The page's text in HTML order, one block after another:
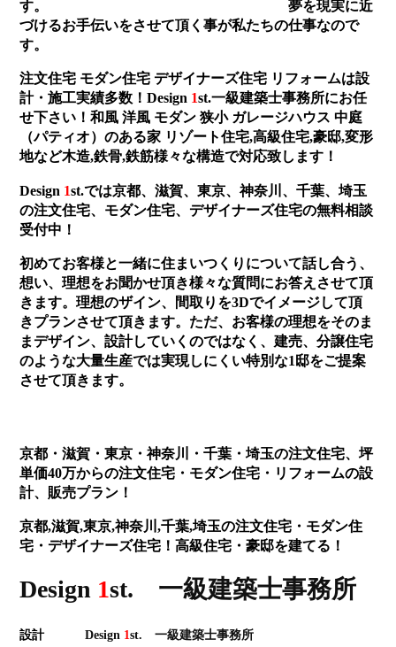
す。
夢を現実に近
づけるお手伝いをさせて頂く事が私たちの仕事なので
す。
注文住宅 モダン住宅 デザイナーズ住宅 リフォームは設
計・施工実績多数！Design 1st.一級建築士事務所にお任
せ下さい！和風 洋風 モダン 狭小 ガレージハウス 中庭
（パティオ）のある家 リゾート住宅,高級住宅,豪邸,変形
地など木造,鉄骨,鉄筋様々な構造で対応致します！
Design 1st.では京都、滋賀、東京、神奈川、千葉、埼玉
の注文住宅、モダン住宅、デザイナーズ住宅の無料相談
受付中！
初めてお客様と一緒に住まいつくりについて話し合う、
想い、理想をお聞かせ頂き様々な質問にお答えさせて頂
きます。理想のザイン、間取りを3Dでイメージして頂
きプランさせて頂きます。ただ、お客様の理想をそのま
まデザイン、設計していくのではなく、建売、分譲住宅
のような大量生産では実現しにくい特別な1邸をご提案
させて頂きます。
京都・滋賀・東京・神奈川・千葉・埼玉の注文住宅、坪
単価40万からの注文住宅・モダン住宅・リフォームの設
計、販売プラン！
京都,滋賀,東京,神奈川,千葉,埼玉の注文住宅・モダン住
宅・デザイナーズ住宅！高級住宅・豪邸を建てる！
Design 1st. 一級建築士事務所
設計 Design 1st. 一級建築士事務所